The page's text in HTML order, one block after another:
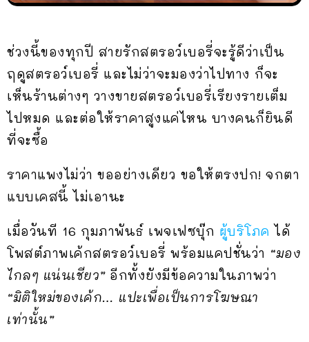
ช่วงนี้ของทุกปี สายรักสตรอว์เบอรี่จะรู้ดีว่าเป็น
ฤดูสตรอว์เบอรี่ และไม่ว่าจะมองว่าไปทาง ก็จะ
เห็นร้านต่างๆ วางขายสตรอว์เบอรี่เรียงรายเต็ม
ไปหมด และต่อให้ราคาสูงแค่ไหน บางคนก็ยินดี
ที่จะซื้อ
ราคาแพงไม่ว่า ขออย่างเดียว ขอให้ตรงปก! จกตา
แบบเคสนี้ ไม่เอานะ
เมื่อวันที 16 กุมภาพันธ์ เพจเฟซบุ๊ก ผู้บริโภค ได้
โพสต์ภาพเค้กสตรอว์เบอรี่ พร้อมแคปชั่นว่า “มอง
ไกลๆ แน่นเชียว”อีกทั้งยังมีข้อความในภาพว่า
“มิติใหม่ของเค้ก… แปะเพื่อเป็นการโฆษณา
เท่านั้น”